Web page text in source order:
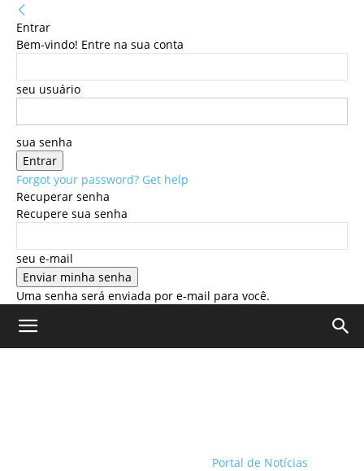
Entrar
Bem-vindo! Entre na sua conta
seu usuário
sua senha
Forgot your password? Get help
Recuperar senha
Recupere sua senha
seu e-mail
Uma senha será enviada por e-mail para você.
Portal de Notícias